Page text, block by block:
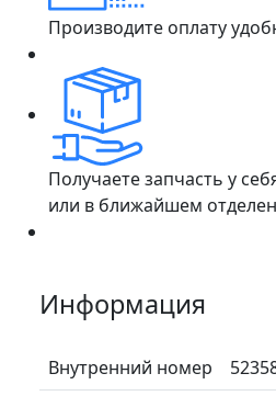
Производите оплату
Получаете запчасть у
или в ближайшем
Информация
Внутренний номер